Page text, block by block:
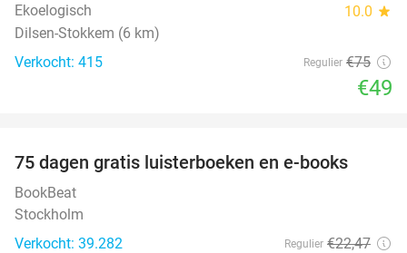
Ekoelogisch 10.0 star
Dilsen-Stokkem (6 km)
Verkocht: 415
Regulier €75
€49
75 dagen gratis luisterboeken en e-books
BookBeat
Stockholm
Verkocht: 39.282
Regulier €22,47